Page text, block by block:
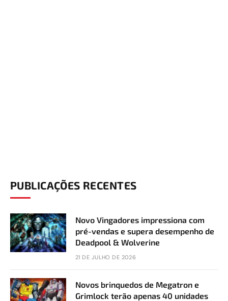
PUBLICAÇÕES RECENTES
Novo Vingadores impressiona com
pré-vendas e supera desempenho de
Deadpool & Wolverine
21 DE JULHO DE 2026
Novos brinquedos de Megatron e
Grimlock terão apenas 40 unidades